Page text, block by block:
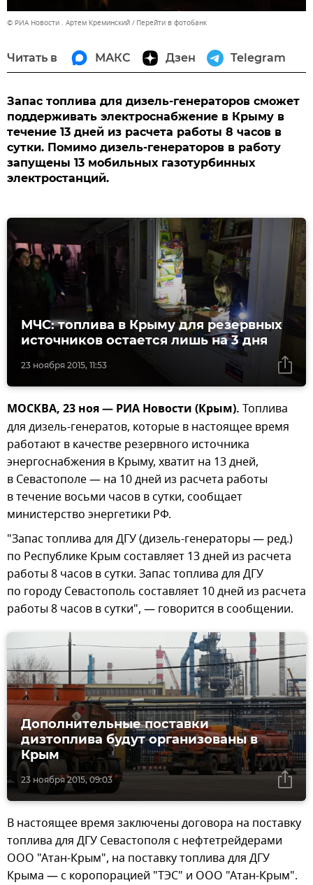
© РИА Новости . Артем Креминский Перейти в фотобанк
Читать в МАКС Дзен Telegram
Запас топлива для дизель-генераторов сможет
поддерживать электроснабжение в Крыму в
течение 13 дней из расчета работы 8 часов в
сутки. Помимо дизель-генераторов в работу
запущены 13 мобильных газотурбинных
электростанций.
23 ноября 2015, 11:53
МЧС: топлива в Крыму для резервных
источников остается лишь на 3 дня
МОСКВА, 23 ноя — РИА Новости (Крым). Топлива
для дизель-генератов, которые в настоящее время
работают в качестве резервного источника
энергоснабжения в Крыму, хватит на 13 дней,
в Севастополе — на 10 дней из расчета работы
в течение восьми часов в сутки, сообщает
министерство энергетики РФ.
"Запас топлива для ДГУ (дизель-генераторы — ред.)
по Республике Крым составляет 13 дней из расчета
работы 8 часов в сутки. Запас топлива для ДГУ
по городу Севастополь составляет 10 дней из расчета
работы 8 часов в сутки", — говорится в сообщении.
23 ноября 2015, 09:03
Дополнительные поставки
дизтоплива будут организованы в
Крым
В настоящее время заключены договора на поставку
топлива для ДГУ Севастополя с нефтетрейдерами
ООО "Атан-Крым", на поставку топлива для ДГУ
Крыма — с коропорацией "ТЭС" и ООО "Атан-Крым".